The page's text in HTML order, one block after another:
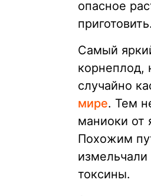
опасное
приготовить.
Самый
корнеплод,
случайно
мире. Тем
маниоки от
Похожим
токсины.